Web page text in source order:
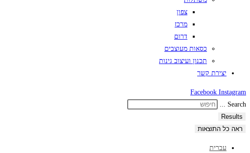
צפון
מרכז
דרום
כסאות מעוצבים
תכנון ועיצוב גינות
יצירת קשר
Facebook Instagram
Search ...
Results
ראה כל התוצאות
עברית